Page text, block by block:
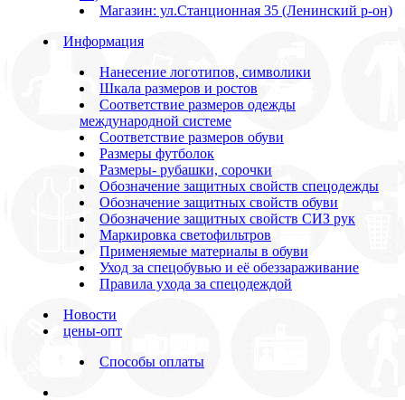
Магазин: ул.Станционная 35 (Ленинский р-он)
Информация
Нанесение логотипов, символики
Шкала размеров и ростов
Соответствие размеров одежды
международной системе
Соответствие размеров обуви
Размеры футболок
Размеры- рубашки, сорочки
Обозначение защитных свойств спецодежды
Обозначение защитных свойств обуви
Обозначение защитных свойств СИЗ рук
Маркировка светофильтров
Применяемые материалы в обуви
Уход за спецобувью и её обеззараживание
Правила ухода за спецодеждой
Новости
цены-опт
Способы оплаты